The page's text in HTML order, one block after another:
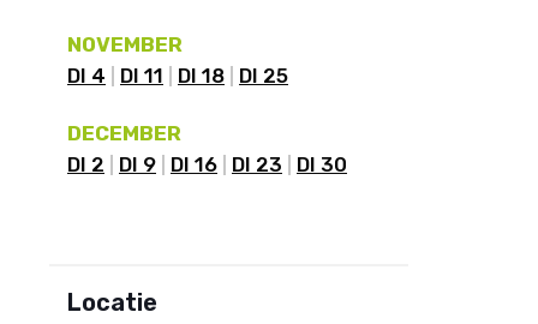
NOVEMBER
DI 4
DI 11 DI 18 DI 25
DECEMBER
DI 2
DI 9 DI 16 DI 23 DI 30
Locatie